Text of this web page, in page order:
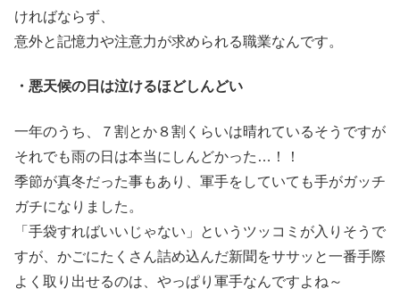
ければならず、
意外と記憶力や注意力が求められる職業なんです。
・悪天候の日は泣けるほどしんどい
一年のうち、７割とか８割くらいは晴れているそうですが
それでも雨の日は本当にしんどかった…！！
季節が真冬だった事もあり、軍手をしていても手がガッチ
ガチになりました。
「手袋すればいいじゃない」というツッコミが入りそうで
すが、かごにたくさん詰め込んだ新聞をササッと一番手際
よく取り出せるのは、やっぱり軍手なんですよね～